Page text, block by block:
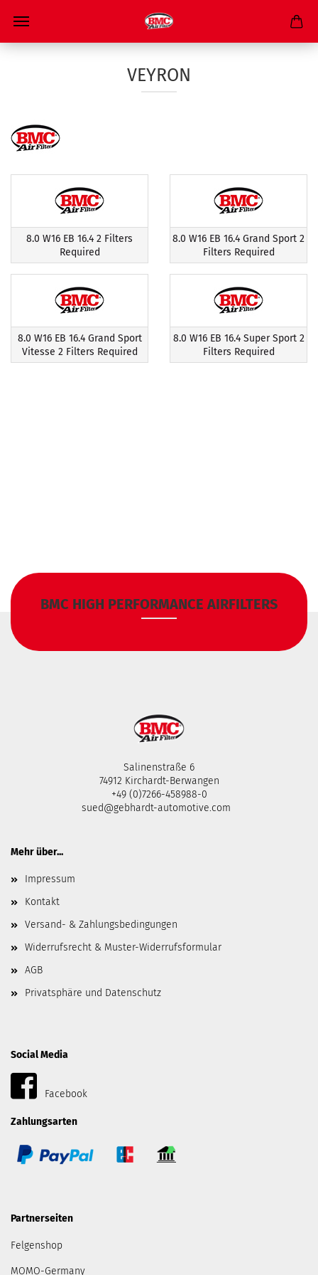
VEYRON
8.0 W16 EB 16.4 2 Filters
Required
8.0 W16 EB 16.4 Grand Sport 2
Filters Required
8.0 W16 EB 16.4 Grand Sport
Vitesse 2 Filters Required
8.0 W16 EB 16.4 Super Sport 2
Filters Required
BMC HIGH PERFORMANCE AIRFILTERS
Salinenstraße 6
74912 Kirchardt-Berwangen
+49 (0)7266-458988-0
sued@gebhardt-automotive.com
Mehr über...
Impressum
Kontakt
Versand- & Zahlungsbedingungen
Widerrufsrecht & Muster-Widerrufsformular
AGB
Privatsphäre und Datenschutz
Social Media
Facebook
Zahlungsarten
Partnerseiten
Felgenshop
MOMO-Germany